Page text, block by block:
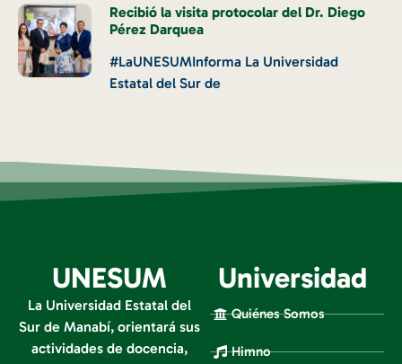
Recibió la visita protocolar del Dr. Diego
Pérez Darquea
#LaUNESUMInforma La Universidad
Estatal del Sur de
UNESUM
La Universidad Estatal del
Sur de Manabí, orientará sus
actividades de docencia,
Universidad
Quiénes Somos
Himno